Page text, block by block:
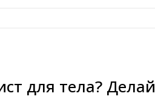
для тела? Делай